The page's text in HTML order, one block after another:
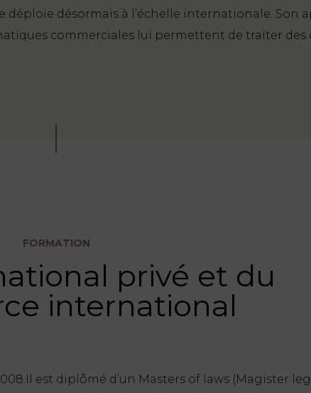
désormais à l’échelle internationale. Son
commerciales lui permettent de traiter des
FORMATION
privé et du
international
est diplômé d’un Masters of laws (Magister